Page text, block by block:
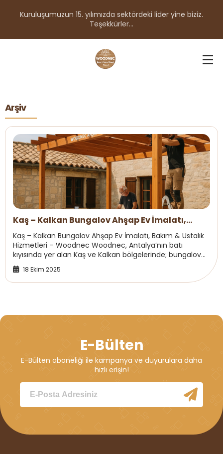
Kuruluşumuzun 15. yılımızda sektördeki lider yine biziz.
Teşekkürler...
Arşiv
Kaş – Kalkan Bungalov Ahşap Ev İmalatı,
Bakımı
Kaş – Kalkan Bungalov Ahşap Ev İmalatı, Bakım & Ustalık
Hizmetleri – Woodnec Woodnec, Antalya’nın batı
kıyısında yer alan Kaş ve Kalkan bölgelerinde; bungalov
ahşap ev imalatı, bakım ve profesyone...
18 Ekim 2025
E-Bülten
E-Bülten aboneliği ile kampanya ve duyurulara daha
hızlı erişin!